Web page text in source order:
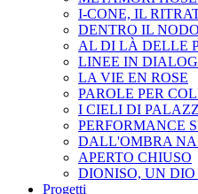
I-CONE, IL
DENTRO IL
AL DI LÀ DELLE
LINEE IN
LA VIE EN ROSE
PAROLE PER
I CIELI DI
PERFORMANCE
DALL'OMBRA
APERTO CHIUSO
DIONISO, UN
Progetti